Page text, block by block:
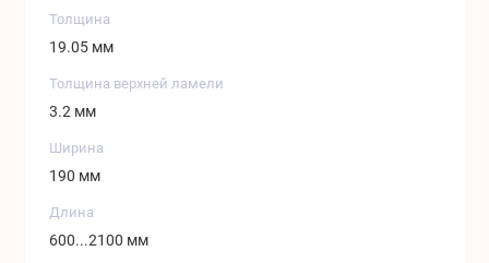
Толщина
19.05 мм
Толщина верхней ламели
3.2 мм
Ширина
190 мм
Длина
600...2100 мм